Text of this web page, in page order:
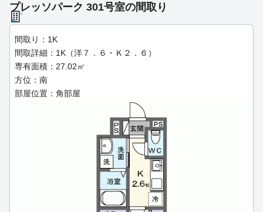
プレッソパーク 301号室の間取り
間取り：1K
間取詳細：1K（洋７．６・Ｋ２．６）
専有面積：27.02㎡
方位：南
部屋位置：角部屋